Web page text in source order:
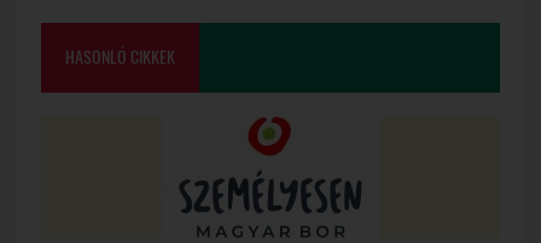
HASONLÓ CIKKEK